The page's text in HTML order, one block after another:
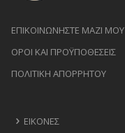
ΕΠΙΚΟΙΝΩΝΉΣΤΕ ΜΑΖΊ ΜΟΥ
ΟΡΟΙ ΚΑΙ ΠΡΟΫΠΟΘΈΣΕΙΣ
ΠΟΛΙΤΙΚΉ ΑΠΟΡΡΉΤΟΥ
ΕΙΚΌΝΕΣ